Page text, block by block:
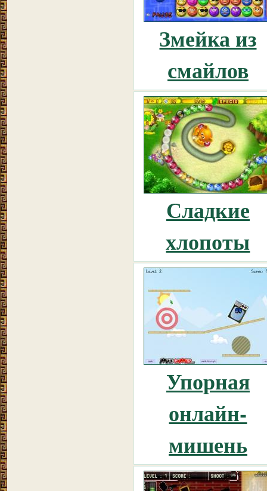
Змейка из
смайлов
Сладкие
хлопоты
Упорная
онлайн-
мишень